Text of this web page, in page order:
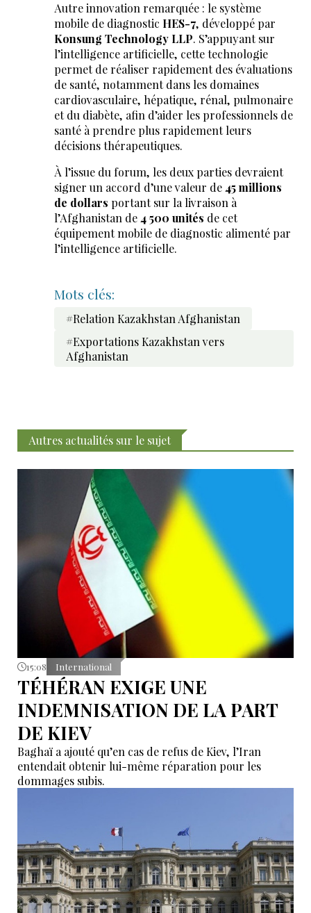
Autre innovation remarquée : le système
mobile de diagnostic HES-7, développé par
Konsung Technology LLP. S’appuyant sur
l’intelligence artificielle, cette technologie
permet de réaliser rapidement des évaluations
de santé, notamment dans les domaines
cardiovasculaire, hépatique, rénal, pulmonaire
et du diabète, afin d’aider les professionnels de
santé à prendre plus rapidement leurs
décisions thérapeutiques.
À l’issue du forum, les deux parties devraient
signer un accord d’une valeur de45 millions
de dollars portant sur la livraison à
l’Afghanistan de4 500 unités de cet
équipement mobile de diagnostic alimenté par
l’intelligence artificielle.
Mots clés:
#Relation Kazakhstan Afghanistan
#Exportations Kazakhstan vers
Afghanistan
Autres actualités sur le sujet
15:08 International
TÉHÉRAN EXIGE UNE
INDEMNISATION DE LA PART
DE KIEV
Baghaï a ajouté qu’en cas de refus de Kiev, l’Iran
entendait obtenir lui-même réparation pour les
dommages subis.